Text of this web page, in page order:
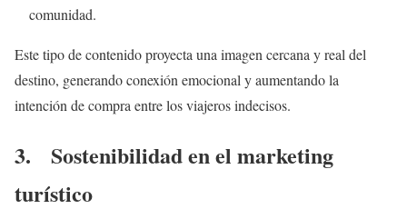
comunidad.
Este tipo de contenido proyecta una imagen cercana y real del
destino, generando conexión emocional y aumentando la
intención de compra entre los viajeros indecisos.
3. Sostenibilidad en el marketing
turístico